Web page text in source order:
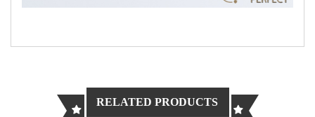
RELATED PRODUCTS